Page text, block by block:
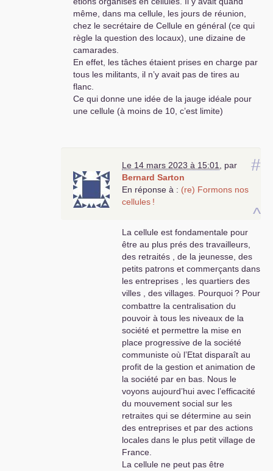
même, dans ma cellule, les jours de réunion,
chez le secrétaire de Cellule en général (ce qui
règle la question des locaux), une dizaine de
camarades.
En effet, les tâches étaient prises en charge par
tous les militants, il n’y avait pas de tires au
flanc.
Ce qui donne une idée de la jauge idéale pour
une cellule (à moins de 10, c’est limite)
#
^
Le 14 mars 2023 à 15:01
par
Bernard Sarton
En réponse à : (re) Formons nos
cellules !
La cellule est fondamentale pour
être au plus prés des travailleurs,
des retraités , de la jeunesse, des
petits patrons et commerçants dans
les entreprises , les quartiers des
villes , des villages. Pourquoi? Pour
combattre la centralisation du
pouvoir à tous les niveaux de la
société et permettre la mise en
place progressive de la société
communiste où l’Etat disparaît au
profit de la gestion et animation de
la société par en bas. Nous le
voyons aujourd’hui avec l’efficacité
du mouvement social sur les
retraites qui se détermine au sein
des entreprises et par des actions
locales dans le plus petit village de
France.
La cellule ne peut pas être